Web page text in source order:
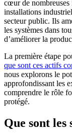
cœur de nombreuses
installations
secteur public. Ils
les systèmes dans
d’améliorer la
La première étape
que sont ces actifs
nous explorons le
approfondissant les
comprendre le rôle
protégé.
Que sont les